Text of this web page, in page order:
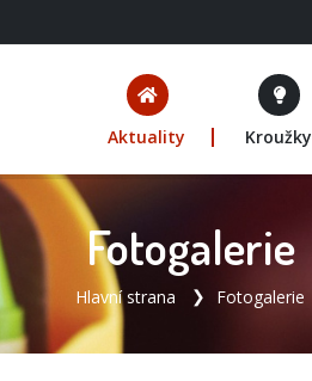
Aktuality Kroužky
Fotogalerie
Hlavní strana Fotogalerie